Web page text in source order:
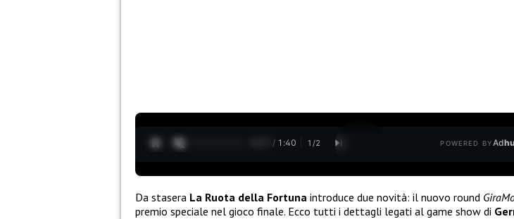
0:28 / 1:40 1 /2 POWERED BYAd
Da stasera La Ruota della Fortuna introduce due novità: il nuovo round
premio speciale nel gioco finale. Ecco tutti i dettagli legati al game show di